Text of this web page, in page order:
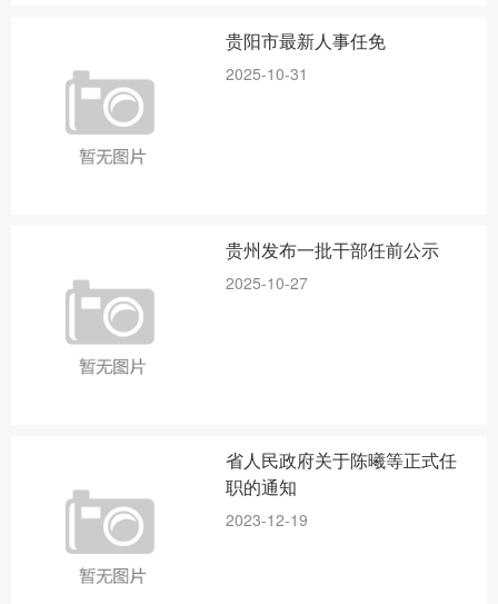
贵阳市最新人事任免
2025-10-31
贵州发布一批干部任前公示
2025-10-27
省人民政府关于陈曦等正式任
职的通知
2023-12-19